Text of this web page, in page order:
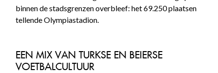
binnen de stadsgrenzen overbleef: het 69.250 plaatsen
tellende Olympiastadion.
EEN MIX VAN TURKSE EN BEIERSE
VOETBALCULTUUR